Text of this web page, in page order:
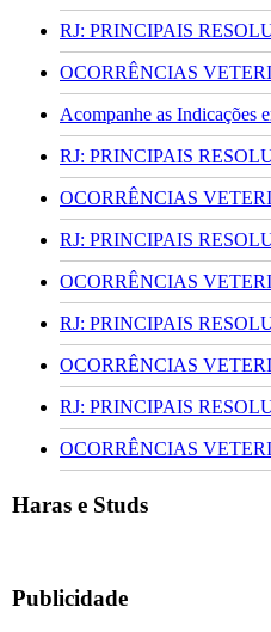
RJ: PRINCIPAIS
OCORRÊNCIAS
Acompanhe as Indicações
RJ: PRINCIPAIS
OCORRÊNCIAS
RJ: PRINCIPAIS
OCORRÊNCIAS
RJ: PRINCIPAIS
OCORRÊNCIAS
RJ: PRINCIPAIS
OCORRÊNCIAS
Haras e Studs
Publicidade